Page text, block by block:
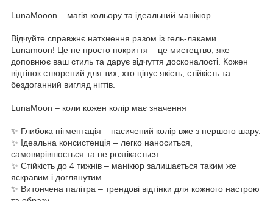
LunaMooon – магія кольору та ідеальний манікюр
Відчуйте справжнє натхнення разом із гель-лаками
Lunamoon! Це не просто покриття – це мистецтво, яке
доповнює ваш стиль та дарує відчуття досконалості. Кожен
відтінок створений для тих, хто цінує якість, стійкість та
бездоганний вигляд нігтів.
LunaMoon – коли кожен колір має значення
✨ Глибока пігментація – насичений колір вже з першого шару.
✨ Ідеальна консистенція – легко наноситься,
самовирівнюється та не розтікається.
✨ Стійкість до 4 тижнів – манікюр залишається таким же
яскравим і доглянутим.
✨ Витончена палітра – трендові відтінки для кожного настрою